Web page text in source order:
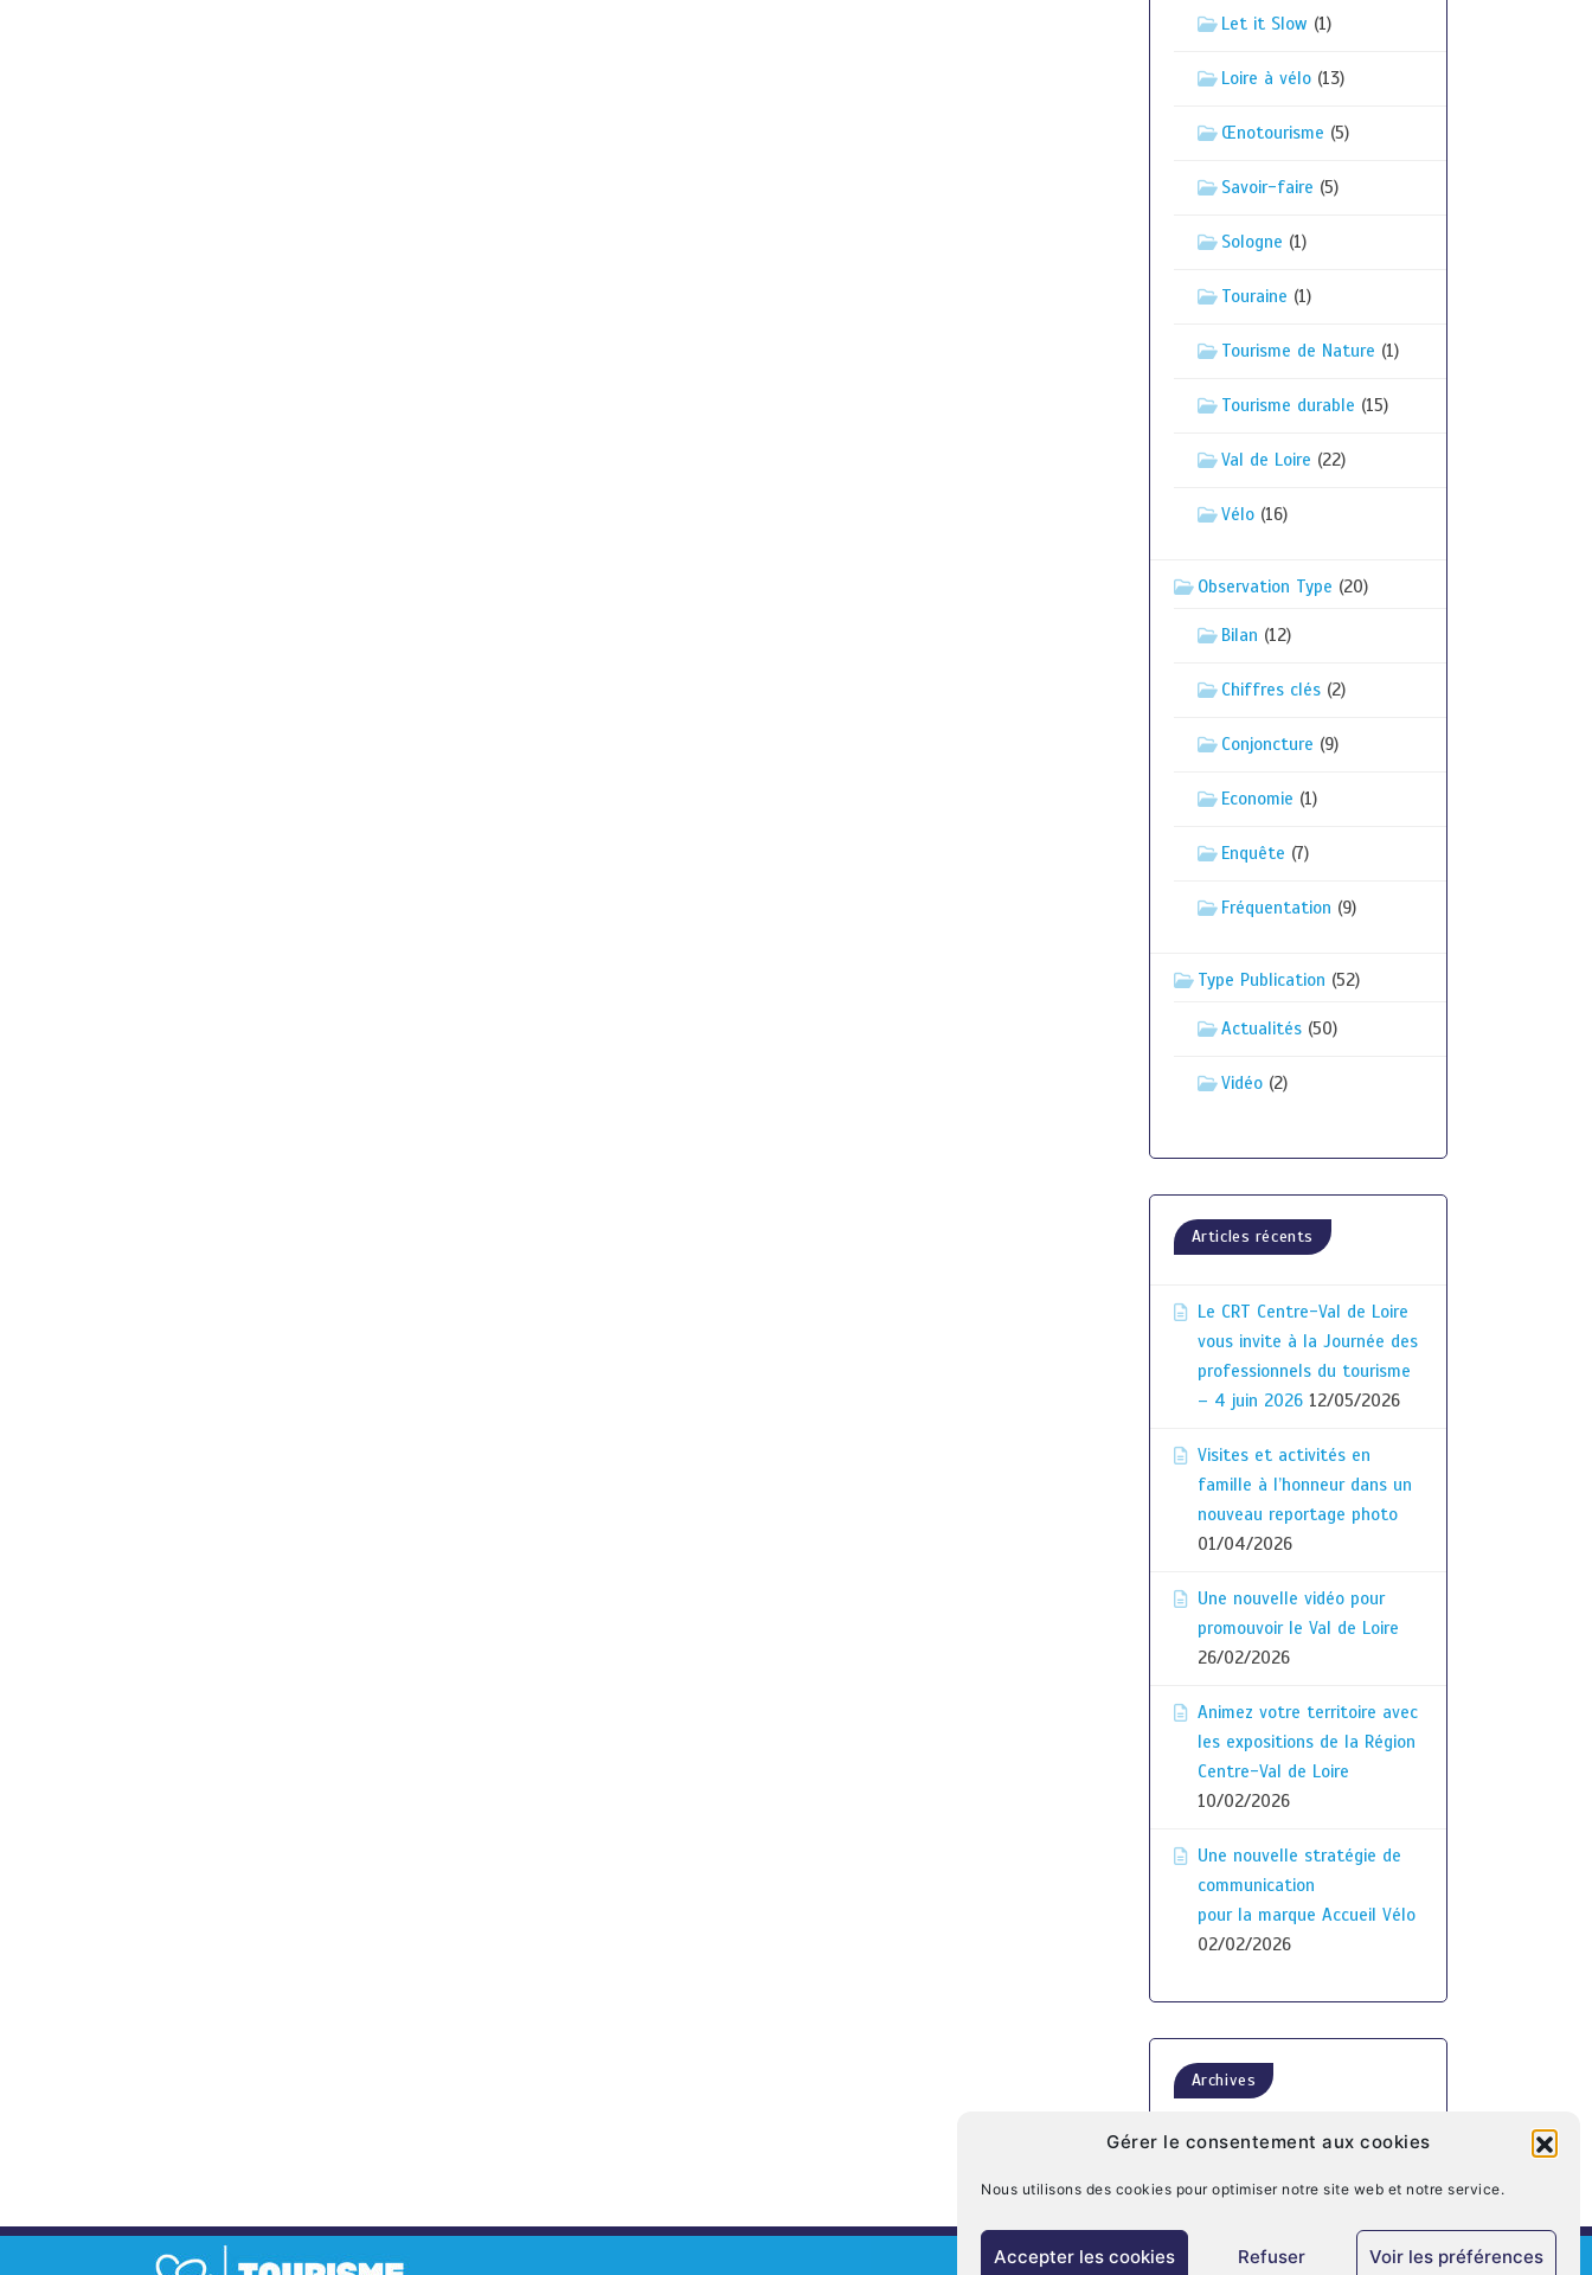
Gérer le consentement aux cookies
Nous utilisons des cookies pour optimiser notre site web et notre service.
Accepter les cookies Refuser Voir les préférences
Let it Slow (1)
Loire à vélo(13)
Œnotourisme (5)
Savoir-faire (5)
Sologne (1)
Touraine (1)
Tourisme de Nature (1)
Tourisme durable (15)
Val de Loire (22)
Vélo(16)
Observation Type (20)
Bilan (12)
Chiffres clés(2)
Conjoncture (9)
Economie (1)
Enquête (7)
Fréquentation (9)
Type Publication (52)
Actualités(50)
Vidéo(2)
Articles récents
Le CRT Centre-Val de Loire
vous invite à la Journée des
professionnels du tourisme
– 4 juin 2026 12/05/2026
Visites et activités en
famille à l’honneur dans un
nouveau reportage photo
01/04/2026
Une nouvelle vidéo pour
promouvoir le Val de Loire
26/02/2026
Animez votre territoire avec
les expositions de la Région
Centre-Val de Loire
10/02/2026
Une nouvelle stratégie de
communication
pour la marque Accueil Vélo
02/02/2026
Archives